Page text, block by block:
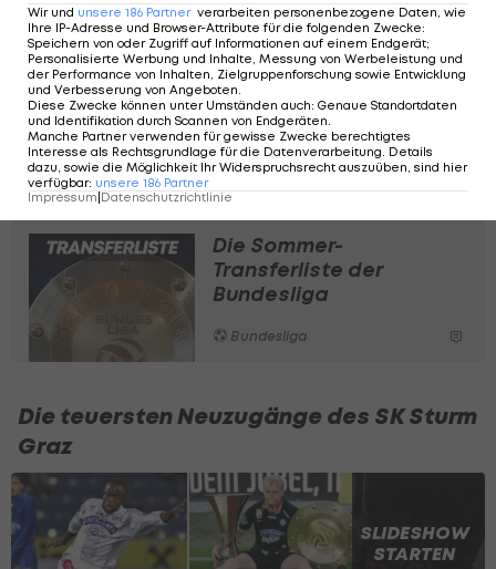
Zwei klare Test-
Niederlagen für Sturm
an einem Tag
Bundesliga
Die Sommer-
Transferliste der
Bundesliga
Bundesliga
Die teuersten Neuzugänge des SK Sturm
Graz
SLIDESHOW
STARTEN
Wir und unsere 186 Partner verarbeiten personenbezogene Daten, wie
Ihre IP-Adresse und Browser-Attribute für die folgenden Zwecke:
Speichern von oder Zugriff auf Informationen auf einem Endgerät;
Personalisierte Werbung und Inhalte, Messung von Werbeleistung und
der Performance von Inhalten, Zielgruppenforschung sowie Entwicklung
und Verbesserung von Angeboten
Diese Zwecke können unter Umständen auch: Genaue Standortdaten
und Identifikation durch Scannen von Endgeräten
Manche Partner verwenden für gewisse Zwecke berechtigtes
Interesse als Rechtsgrundlage für die Datenverarbeitung. Details
dazu, sowie die Möglichkeit Ihr Widerspruchsrecht auszuüben, sind hier
verfügbar: unsere 186 Partner
Impressum|Datenschutzrichtlinie